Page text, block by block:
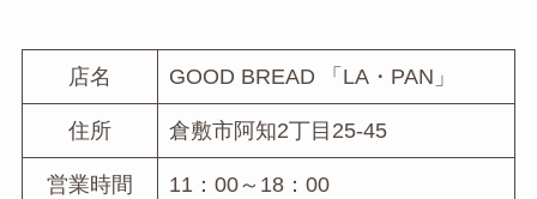
店名 GOOD BREAD 「LA・PAN」
住所 倉敷市阿知2丁目25-45
営業時間 11：00～18：00